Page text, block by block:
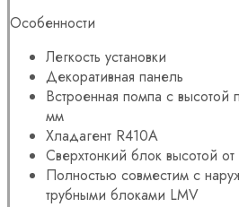
Особенности
Легкость установки
Декоративная панель
Встроенная помпа с
мм
Хладагент R410A
Сверхтонкий блок высотой
Полностью совместим с
трубными блоками LMV